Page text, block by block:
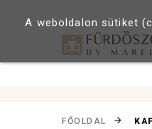
FŐOLDAL
A weboldalon sütiket